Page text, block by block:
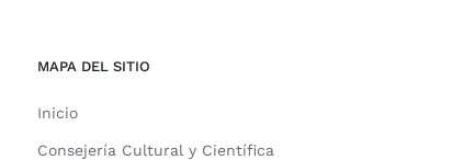
MAPA DEL SITIO
Inicio
Consejería Cultural y Científica